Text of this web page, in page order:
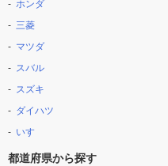
ホンダ
三菱
マツダ
スバル
スズキ
ダイハツ
いすゞ
都道府県から探す